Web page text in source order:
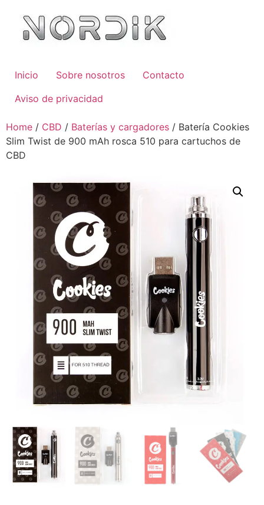
Inicio Sobre nosotros
Contacto
Aviso de privacidad
Home / CBD / Baterías y cargadores / Batería Cookies
Slim Twist de 900 mAh rosca 510 para cartuchos de
CBD